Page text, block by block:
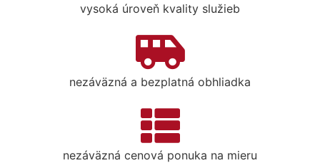
vysoká úroveň kvality služieb
nezáväzná a bezplatná obhliadka
nezáväzná cenová ponuka na mieru